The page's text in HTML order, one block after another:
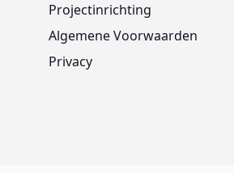
Projectinrichting
Algemene Voorwaarden
Privacy